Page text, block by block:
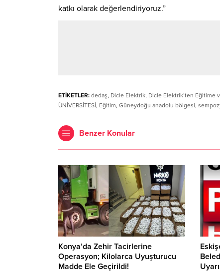
katkı olarak değerlendiriyoruz.”
ETİKETLER: dedaş, Dicle Elektrik, Dicle Elektrik’ten Eğitime
ÜNİVERSİTESİ, Eğitim, Güneydoğu anadolu bölgesi,
Benzer Konular
Konya’da Zehir Tacirlerine
Operasyon; Kilolarca Uyuşturucu
Madde Ele Geçirildi!